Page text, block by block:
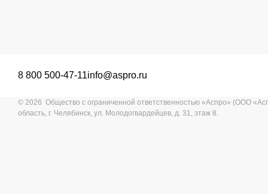
8 800 500-47-11info@aspro.ru
© 2026 Общество с ограниченной ответственностью «Аспро» (ООО
область, г. Челябинск, ул. Молодогвардейцев, д. 31, этаж 8.